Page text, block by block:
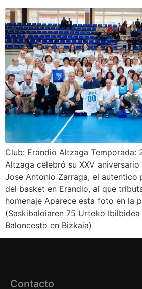
Club: Erandio Altzaga Temporada:
Altzaga celebró su XXV
Jose Antonio Zarraga, el autentico
del basket en Erandio, al que
homenaje Aparece esta foto en la
(Saskibaloiaren 75 Urteko
Baloncesto en Bizkaia)
Contacto